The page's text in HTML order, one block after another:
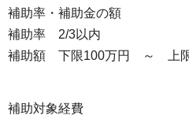
補助率・補助金の額
補助率 2/3以内
補助額 下限100万円 ～ 上限
補助対象経費